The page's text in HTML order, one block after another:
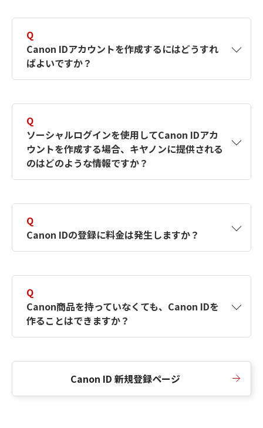
Q
Canon IDアカウントを作成するにはどうすれ
ばよいですか？
す。詳しい作成方法は【カメラ】Canon IDとは
何ですか？Canon IDの作成方法は？をご確認く
ださい。
Q
ソーシャルログインを使用してCanon IDアカ
ウントを作成する場合、キヤノンに提供される
のはどのような情報ですか？
択したサービスから取得します。アカウントを
簡単に作成できるように、この情報を使用して
Canon IDの登録フォームを入力します。
Q
Canon IDの登録に料金は発生しますか？
Q
Canon商品を持っていなくても、Canon IDを
作ることはできますか？
Canon ID 新規登録ページ